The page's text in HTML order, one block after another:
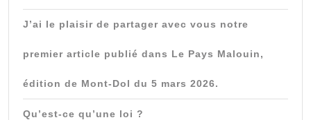
J’ai le plaisir de partager avec vous notre
premier article publié dans Le Pays Malouin,
édition de Mont-Dol du 5 mars 2026.
Qu’est-ce qu’une loi ?